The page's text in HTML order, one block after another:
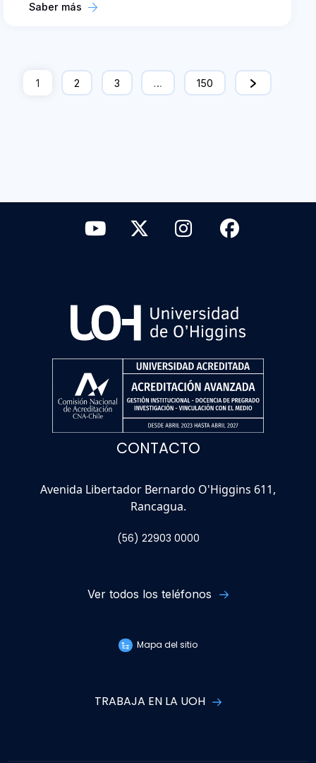
Saber más
1 2 3 … 150
CONTACTO
Avenida Libertador Bernardo O'Higgins 611,
Rancagua.
(56) 22903 0000
Ver todos los teléfonos
Mapa del sitio
TRABAJA EN LA UOH